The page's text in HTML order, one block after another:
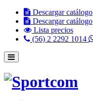
Descargar catálogo
Descargar catálogo
Lista precios
(56) 2 2292 1014